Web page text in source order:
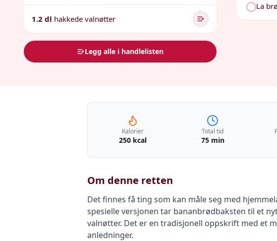
1.2 dl hakkede valnøtter
Legg alle i handlelisten
La
Kalorier
250 kcal
Total tid
75 min
Om denne retten
Det finnes få ting som kan måle seg med
spesielle versjonen tar bananbrødbaksten til et
valnøtter. Det er en tradisjonell oppskrift med et
anledninger.